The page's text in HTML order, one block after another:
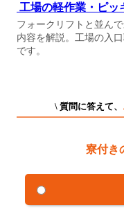
工場の軽作業・ピッ
フォークリフトと並ん
内容を解説。工場の入
です。
\ 質問に答えて、
寮付き